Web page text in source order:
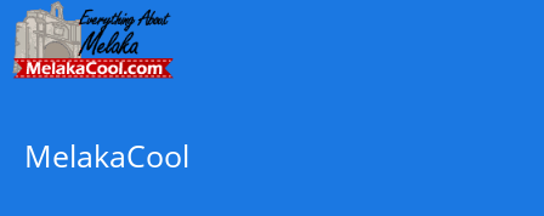
Skip
to
content
MelakaCool